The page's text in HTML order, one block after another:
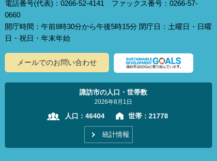
電話番号(代表)：0266-52-4141 ファックス番号：0266-57-
0660
開庁時間：午前8時30分から午後5時15分 閉庁日：土曜日・日曜
日・祝日・年末年始
メールでのお問い合わせ
諏訪市の人口・世帯数
2026年8月1日
人口： 46404 世帯： 21778
統計情報